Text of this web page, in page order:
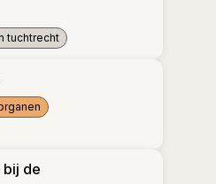
tuchtrecht
bij de